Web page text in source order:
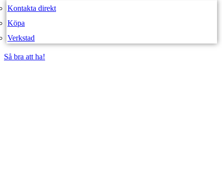
Kontakta direkt
Köpa
Verkstad
Så bra att ha!